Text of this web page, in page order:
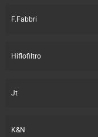
F.Fabbri
Hiflofiltro
Jt
K&N